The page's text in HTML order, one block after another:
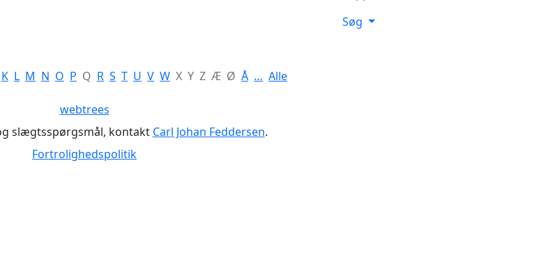
Søg
K L M N O P Q R S T U V W X Y Z Æ Ø Å … Alle
webtrees
slægtsspørgsmål, kontakt Carl Johan Feddersen.
Fortrolighedspolitik